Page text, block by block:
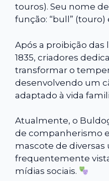
touros). Seu nome
função: “bull” (touro)
Após a proibição
1835, criadores
transformar o
desenvolvendo um
adaptado à vida
Atualmente, o
de companherismo
mascote de diversas
frequentemente
mídias sociais.